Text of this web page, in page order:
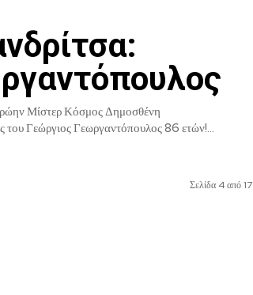
Μίστερ Κόσμος Δημοσθένη
Γεώργιος Γεωργαντόπουλος 86 ετών!...
Σελίδα 4 από 17